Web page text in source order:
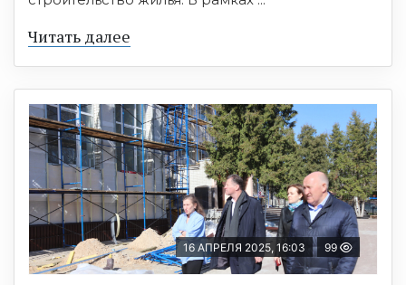
Читать далее
16 АПРЕЛЯ 2025, 16:03 99